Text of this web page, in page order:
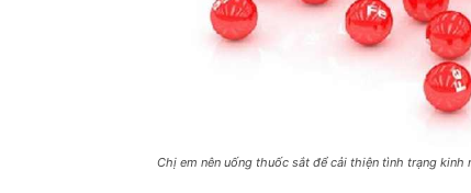
Chị em nên uống thuốc sắt để cải thiện tình trạng kinh